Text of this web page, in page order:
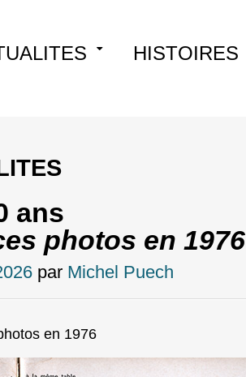
HISTOIRES
ans
photos en 1976
par Michel Puech
en 1976